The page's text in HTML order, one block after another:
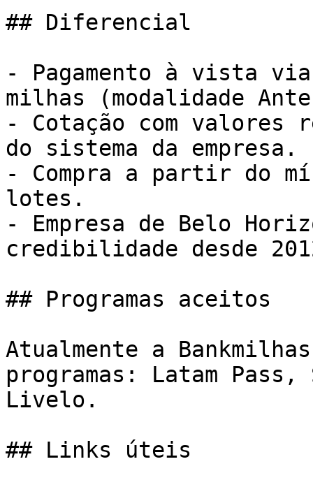
## Diferencial
- Pagamento à vista
milhas (modalidade
- Cotação com
do sistema da empresa.
- Compra a partir do
lotes.
- Empresa de Belo
credibilidade desde
## Programas aceitos
Atualmente a
programas: Latam
Livelo.
## Links úteis